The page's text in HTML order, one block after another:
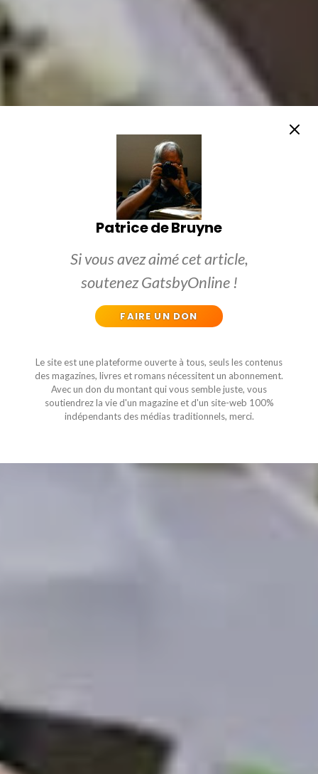
Patrice de Bruyne
Si vous avez aimé cet article,
soutenez GatsbyOnline !
FAIRE UN DON
Le site est une plateforme ouverte à tous, seuls les contenus
des magazines, livres et romans nécessitent un abonnement.
Avec un don du montant qui vous semble juste, vous
soutiendrez la vie d'un magazine et d'un site-web 100%
indépendants des médias traditionnels, merci.